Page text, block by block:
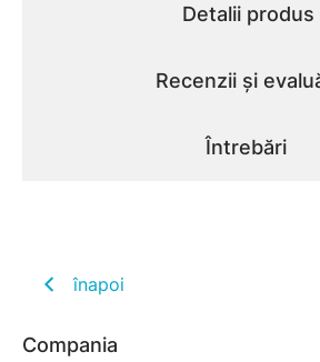
Detalii produs
Recenzii și
Întrebări
înapoi
Compania